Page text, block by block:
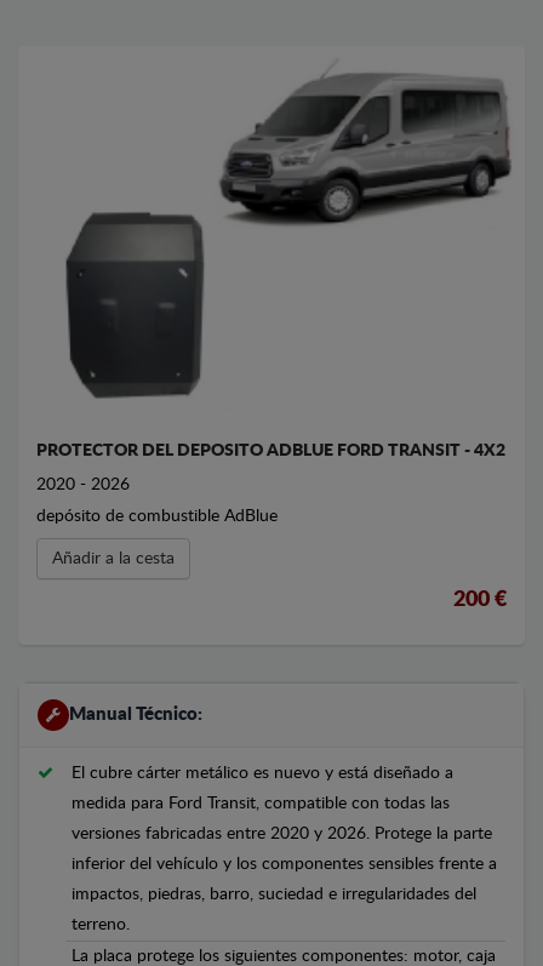
PROTECTOR DEL DEPOSITO ADBLUE FORD TRANSIT - 4X2
2020 - 2026
depósito de combustible AdBlue
Añadir a la cesta
200 €
Manual Técnico:
El cubre cárter metálico es nuevo y está diseñado a
medida para Ford Transit, compatible con todas las
versiones fabricadas entre 2020 y 2026. Protege la parte
inferior del vehículo y los componentes sensibles frente a
impactos, piedras, barro, suciedad e irregularidades del
terreno.
La placa protege los siguientes componentes: motor, caja